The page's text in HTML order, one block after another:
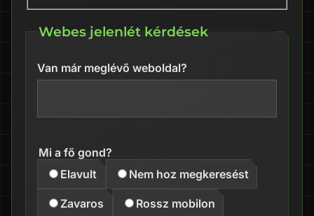
Webes jelenlét kérdések
Van már meglévő weboldal?
Mi a fő gond?
Elavult
Nem hoz megkeresést
Zavaros Rossz mobilon